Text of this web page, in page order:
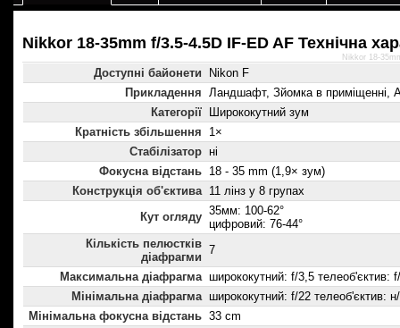
Nikkor 18-35mm f/3.5-4.5D IF-ED AF Технічнa
Доступні байонети
Nikon F
Прикладення Ландшафт, Зйомка в приміщенні,
Категорії
Ширококутний зум
Кратність збільшення
1×
Стабілізатор ні
Фокусна відстань 18 - 35 mm (1,9× зум)
Конструкція об'єктива 11 лінз у 8 групах
Кут огляду 35мм: 100-62°
цифровий: 76-44°
Кількість пелюстків
діафрагми
7
Максимальна діафрагма ширококутний: f/3,5 телеоб'єктив:
Мінімальна діафрагма ширококутний: f/22 телеоб'єктив:
Мінімальна фокусна відстань 33 cm
Nikkor 18-